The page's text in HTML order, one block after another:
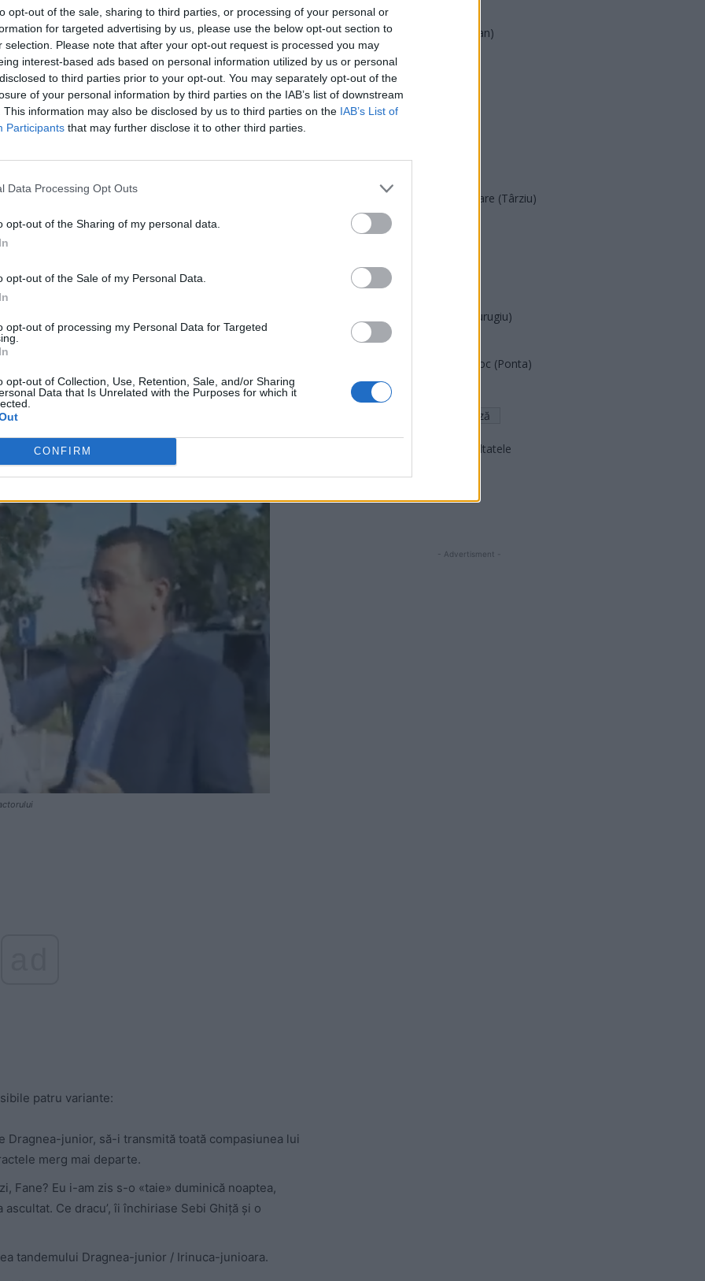
opt-out of the sale, sharing to third parties, or processing of your personal or
for targeted advertising by us, please use the below opt-out section to
selection. Please note that after your opt-out request is processed you may
interest-based ads based on personal information utilized by us or personal
to third parties prior to your opt-out. You may separately opt-out of the
of your personal information by third parties on the IAB’s list of downstream
This information may also be disclosed by us to third parties on the IAB’s List of
Participants that may further disclose it to other third parties.
Data Processing Opt Outs
opt-out of the Sharing of my personal data.
opt-out of the Sale of my Personal Data.
opt-out of processing my Personal Data for Targeted
opt-out of Collection, Use, Retention, Sale, and/or Sharing
Data that Is Unrelated with the Purposes for which it
CONFIRM
fața pușcăriei, fiind primul care i-a ieșit în
mama focului. (Sigur, în zonă au mai fost și
pe o leafă care abia le ajunge de la o lună la alta,
de la Rahova.)
și Tonomat, văduvindu-ne de replicile unor mari
n-a fost pomenit numele Ciutacului, deși
patru variante:
Dragnea-junior, să-i transmită toată compasiunea lui
merg mai departe.
Fane? Eu i-am zis s-o «taie» duminică noaptea,
Ce dracu’, îi închiriase Sebi Ghiță și o
tandemului Dragnea-junior / Irinuca-junioara.
PMP (Tomac)
Forța Dreptei (L. Orban)
PNȚMM
REPER
SENS
Acțiunea Conservatoare (Târziu)
PDF (Lazarus)
PNȚCD (Pavelescu)
PNCR (Terheș)
Partidul Patrioților (Surugiu)
FAR (Coarnă)
România pe Primul Loc (Ponta)
Altul
Arată rezultatele
- Advertisment -